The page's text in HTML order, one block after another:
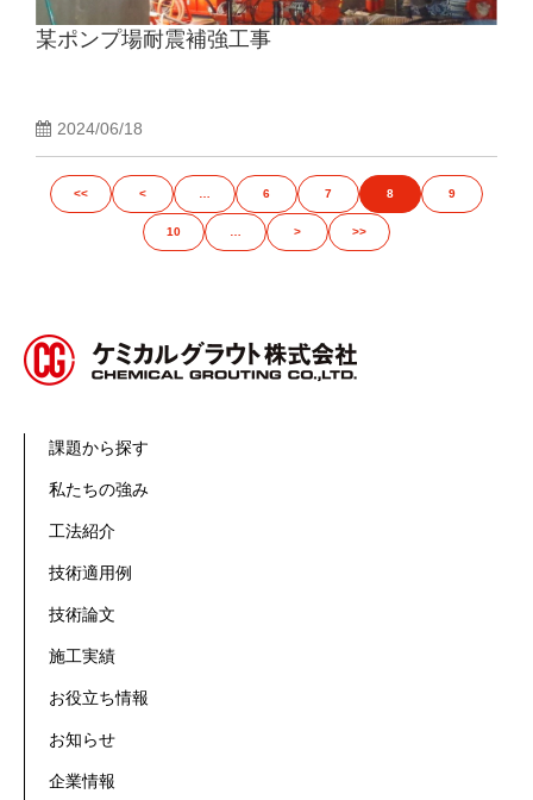
某ポンプ場耐震補強工事
2024/06/18
<< < 6 7 8 9
10 > >>
課題から探す
私たちの強み
工法紹介
技術適用例
技術論文
施工実績
お役立ち情報
お知らせ
企業情報